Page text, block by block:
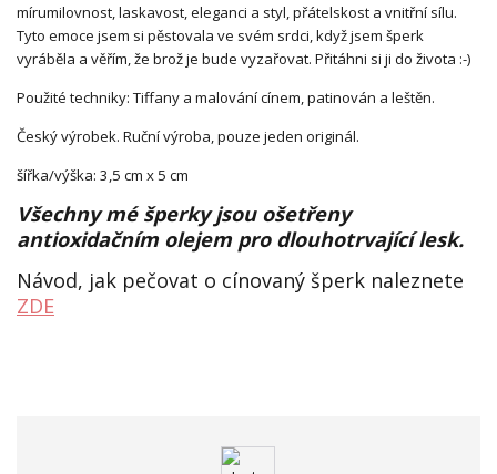
mírumilovnost, laskavost, eleganci a styl, přátelskost a vnitřní sílu.
Tyto emoce jsem si pěstovala ve svém srdci, když jsem šperk
vyráběla a věřím, že brož je bude vyzařovat. Přitáhni si ji do života :-)
Použité techniky: Tiffany a malování cínem, patinován a leštěn.
Český výrobek. Ruční výroba, pouze jeden originál.
šířka/výška: 3,5 cm x 5 cm
Všechny mé šperky jsou ošetřeny
antioxidačním olejem pro dlouhotrvající lesk.
Návod, jak pečovat o cínovaný šperk naleznete
ZDE